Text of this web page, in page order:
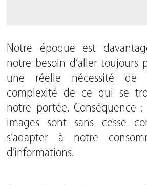
Notre époque est
notre besoin d’aller toujours
une réelle nécessité de
complexité de ce qui se
notre portée. Conséquence
images sont sans cesse
s’adapter à notre
d’informations.